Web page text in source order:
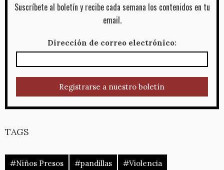
Suscríbete al boletín y recibe cada semana los contenidos en tu
email.
Dirección de correo electrónico:
TAGS
#Niños Presos #pandillas #Violencia